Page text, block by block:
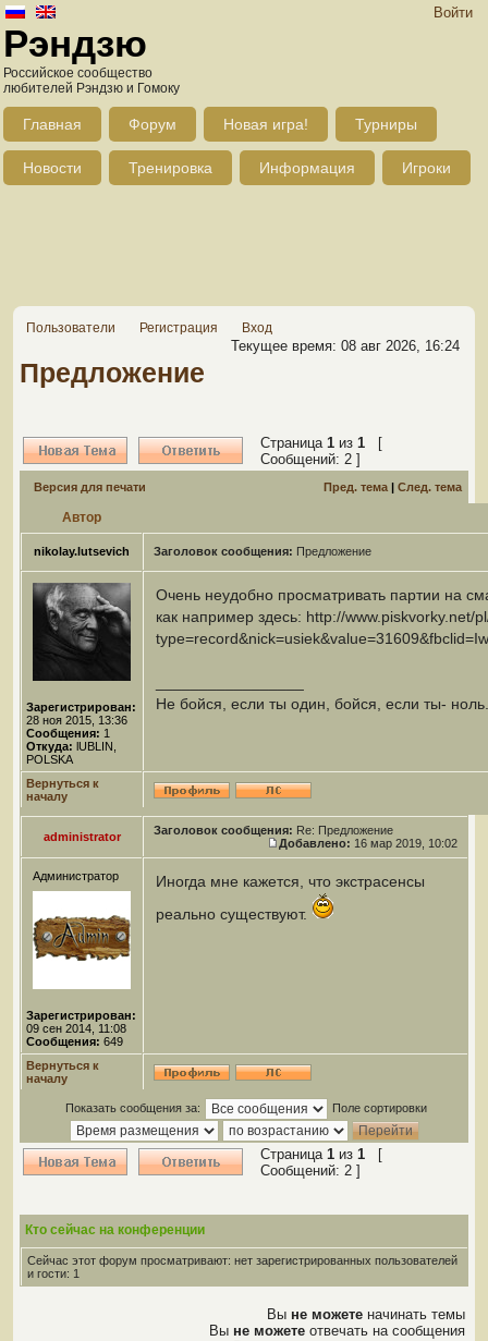
Войти
Рэндзю
Российское сообщество
любителей Рэндзю и Гомоку
Главная Форум Новая игра! Турниры
Новости Тренировка Информация Игроки
Пользователи Регистрация Вход
Текущее время: 08 авг 2026, 16:24
Предложение
Страница 1 из 1 [
Сообщений: 2 ]
Версия для печати Пред. тема | След. тема
Автор
nikolay.lutsevich Заголовок сообщения: Предложение
Зарегистрирован:
28 ноя 2015, 13:36
Сообщения: 1
Откуда: lUBLIN,
POLSKA
Очень неудобно просматривать партии на
как например здесь: http://www.piskvorky.net/
Не бойся, если ты один, бойся, если ты-
Вернуться к
началу
administrator Заголовок сообщения: Re: Предложение
Добавлено: 16 мар 2019, 10:02
Администратор
Зарегистрирован:
09 сен 2014, 11:08
Сообщения: 649
Иногда мне кажется, что экстрасенсы
реально существуют.
Вернуться к
началу
Показать сообщения за: Поле сортировки
Страница 1 из 1 [
Сообщений: 2 ]
Кто сейчас на конференции
Сейчас этот форум просматривают: нет зарегистрированных пользователей
и гости: 1
Вы не можете начинать темы
Вы не можете отвечать на сообщения